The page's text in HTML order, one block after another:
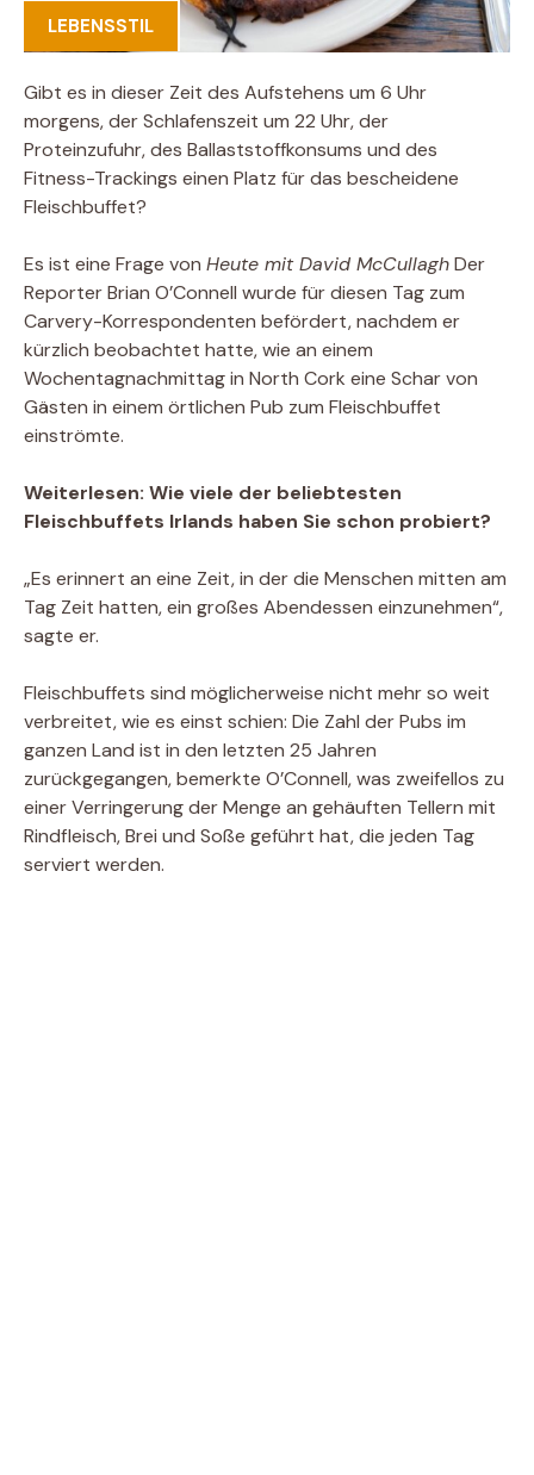
LEBENSSTIL
Gibt es in dieser Zeit des Aufstehens um 6 Uhr
morgens, der Schlafenszeit um 22 Uhr, der
Proteinzufuhr, des Ballaststoffkonsums und des
Fitness-Trackings einen Platz für das bescheidene
Fleischbuffet?
Es ist eine Frage von Heute mit David McCullaghDer
Reporter Brian O’Connell wurde für diesen Tag zum
Carvery-Korrespondenten befördert, nachdem er
kürzlich beobachtet hatte, wie an einem
Wochentagnachmittag in North Cork eine Schar von
Gästen in einem örtlichen Pub zum Fleischbuffet
einströmte.
Weiterlesen: Wie viele der beliebtesten
Fleischbuffets Irlands haben Sie schon probiert?
„Es erinnert an eine Zeit, in der die Menschen mitten am
Tag Zeit hatten, ein großes Abendessen einzunehmen“,
sagte er.
Fleischbuffets sind möglicherweise nicht mehr so ​​weit
verbreitet, wie es einst schien: Die Zahl der Pubs im
ganzen Land ist in den letzten 25 Jahren
zurückgegangen, bemerkte O’Connell, was zweifellos zu
einer Verringerung der Menge an gehäuften Tellern mit
Rindfleisch, Brei und Soße geführt hat, die jeden Tag
serviert werden.